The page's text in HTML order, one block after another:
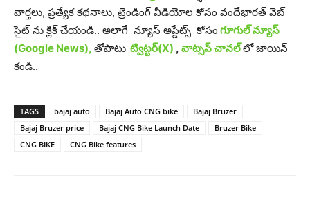
వార్తలు, ప్రత్యేక కథనాలు, ట్రెండింగ్ వీడియోల కోసం వందేభారత్ వెబ్
సైట్ ను క్లిక్ చేయండి.. అలాగే న్యూస్ అప్డేట్స్ కోసం గూగుల్ న్యూస్
(Google News), తోపాటు ట్విట్టర్(X) , వాట్సప్ చానల్లో జాయిన్
కండి..
TAGS bajaj auto Bajaj Auto CNG bike
Bajaj Bruzer
Bajaj Bruzer price
Bajaj CNG Bike Launch Date
Bruzer Bike
CNG BIKE
CNG Bike features